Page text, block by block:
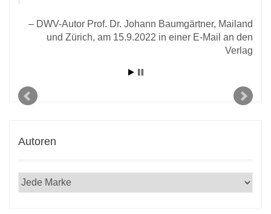
DWV-Autor Prof. Dr. Johann Baumgärtner, Mailand
und Zürich, am 15.9.2022 in einer E-Mail an den
Verlag
Autoren